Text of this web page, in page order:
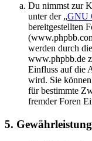
Du nimmst zur
unter der „GNU
bereitgestellten
werden durch
www.phpbb.de
Einfluss auf die
wird. Sie
für bestimmte
fremder Foren
5. Gewährleistung